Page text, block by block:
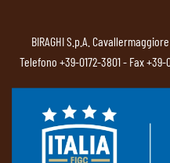
BIRAGHI S.p.A.
Telefono +39-0172-3801- Fax +39-